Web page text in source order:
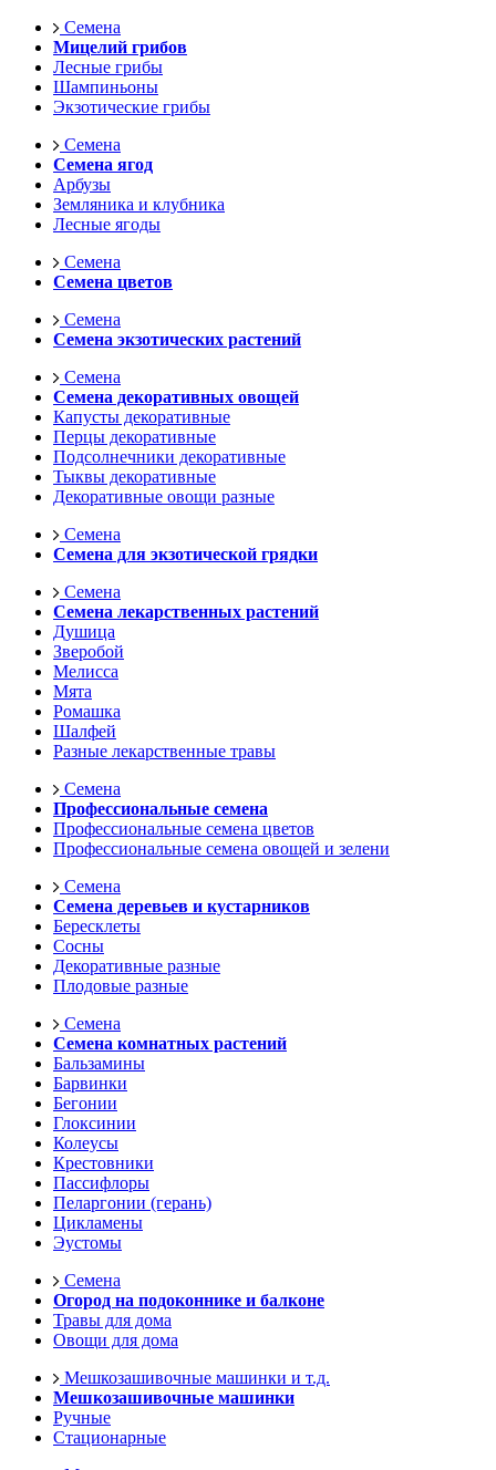
Семена
Мицелий грибов
Лесные грибы
Шампиньоны
Экзотические грибы
Семена
Семена ягод
Арбузы
Земляника и клубника
Лесные ягоды
Семена
Семена цветов
Семена
Семена экзотических растений
Семена
Семена декоративных овощей
Капусты декоративные
Перцы декоративные
Подсолнечники декоративные
Тыквы декоративные
Декоративные овощи разные
Семена
Семена для экзотической грядки
Семена
Семена лекарственных растений
Душица
Зверобой
Мелисса
Мята
Ромашка
Шалфей
Разные лекарственные травы
Семена
Профессиональные семена
Профессиональные семена цветов
Профессиональные семена овощей и зелени
Семена
Семена деревьев и кустарников
Бересклеты
Сосны
Декоративные разные
Плодовые разные
Семена
Семена комнатных растений
Бальзамины
Барвинки
Бегонии
Глоксинии
Колеусы
Крестовники
Пассифлоры
Пеларгонии (герань)
Цикламены
Эустомы
Семена
Огород на подоконнике и балконе
Травы для дома
Овощи для дома
Мешкозашивочные машинки и т.д.
Мешкозашивочные машинки
Ручные
Стационарные